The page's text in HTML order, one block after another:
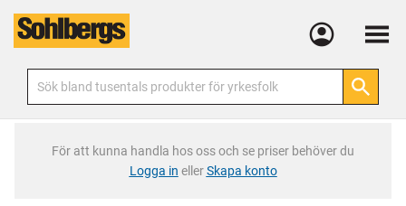
Meny
För att kunna handla hos oss och se priser behöver du
Logga in ellerSkapa konto